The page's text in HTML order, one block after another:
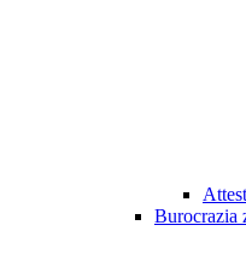
Burocrazia